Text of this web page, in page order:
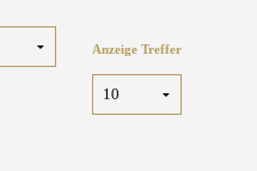
Anzeige Treffer